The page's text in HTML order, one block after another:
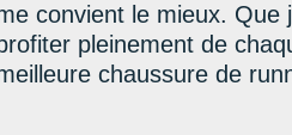
convient le mieux. Que
pleinement de
chaussure de